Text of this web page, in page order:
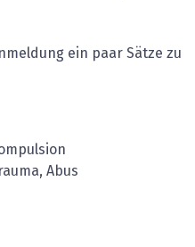
ein paar Sätze zu
Abus